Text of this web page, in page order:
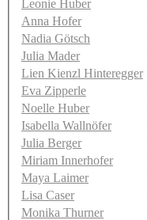
Leonie Huber
Anna Hofer
Nadia Götsch
Julia Mader
Lien Kienzl Hinteregger
Eva Zipperle
Noelle Huber
Isabella Wallnöfer
Julia Berger
Miriam Innerhofer
Maya Laimer
Lisa Caser
Monika Thurner